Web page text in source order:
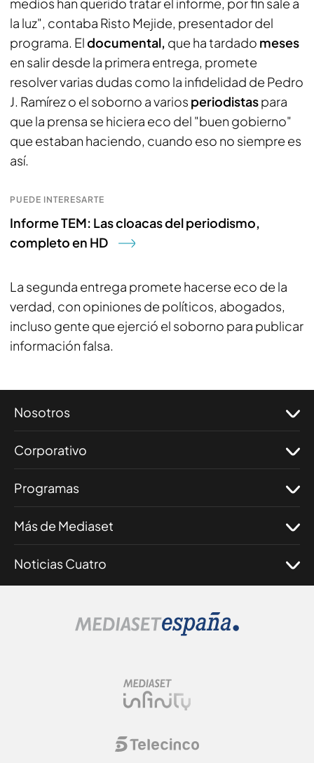
la luz", contaba Risto Mejide, presentador del
programa. Eldocumental, que ha tardado meses
en salir desde la primera entrega, promete
resolver varias dudas como la infidelidad de Pedro
J. Ramírez o el soborno a varios periodistaspara
que la prensa se hiciera eco del "buen gobierno"
que estaban haciendo, cuando eso no siempre es
así.
PUEDE INTERESARTE
Informe TEM: Las cloacas del periodismo,
completo en HD
La segunda entrega promete hacerse eco de la
verdad, con opiniones de políticos, abogados,
incluso gente que ejerció el soborno para publicar
información falsa.
Nosotros
Corporativo
Programas
Más de Mediaset
Noticias Cuatro